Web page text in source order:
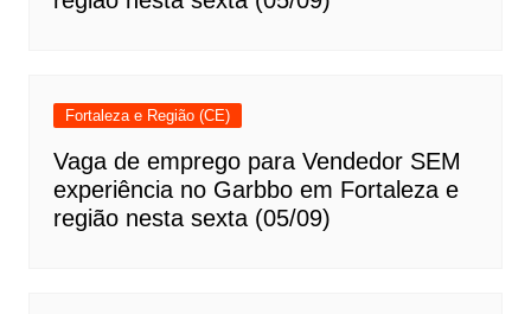
Fortaleza e Região (CE)
Vaga de emprego para Vendedor SEM
experiência no Garbbo em Fortaleza e
região nesta sexta (05/09)